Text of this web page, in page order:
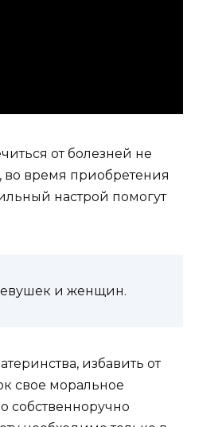
от болезней не
во время приобретения
настрой помогут
и женщин.
избавить от
свое моральное
собственноручно